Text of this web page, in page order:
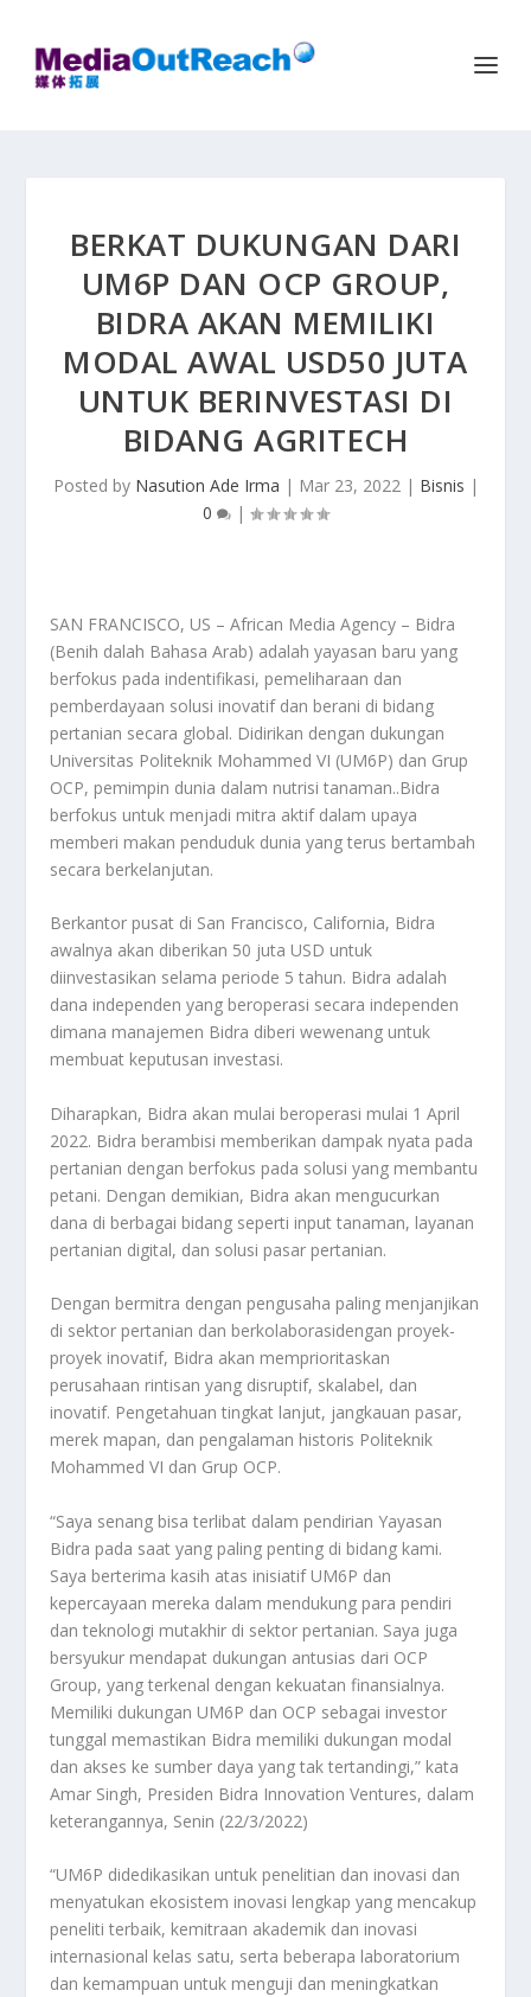
BERKAT DUKUNGAN DARI
UM6P DAN OCP GROUP,
BIDRA AKAN MEMILIKI
MODAL AWAL USD50 JUTA
UNTUK BERINVESTASI DI
BIDANG AGRITECH
Posted by Nasution Ade Irma | Mar 23, 2022| Bisnis |
0
|
SAN FRANCISCO, US – African Media Agency – Bidra
(Benih dalah Bahasa Arab) adalah yayasan baru yang
berfokus pada indentifikasi, pemeliharaan dan
pemberdayaan solusi inovatif dan berani di bidang
pertanian secara global. Didirikan dengan dukungan
Universitas Politeknik Mohammed VI (UM6P) dan Grup
OCP, pemimpin dunia dalam nutrisi tanaman..Bidra
berfokus untuk menjadi mitra aktif dalam upaya
memberi makan penduduk dunia yang terus bertambah
secara berkelanjutan.
Berkantor pusat di San Francisco, California, Bidra
awalnya akan diberikan 50 juta USD untuk
diinvestasikan selama periode 5 tahun. Bidra adalah
dana independen yang beroperasi secara independen
dimana manajemen Bidra diberi wewenang untuk
membuat keputusan investasi.
Diharapkan, Bidra akan mulai beroperasi mulai 1 April
2022. Bidra berambisi memberikan dampak nyata pada
pertanian dengan berfokus pada solusi yang membantu
petani. Dengan demikian, Bidra akan mengucurkan
dana di berbagai bidang seperti input tanaman, layanan
pertanian digital, dan solusi pasar pertanian.
Dengan bermitra dengan pengusaha paling menjanjikan
di sektor pertanian dan berkolaborasidengan proyek-
proyek inovatif, Bidra akan memprioritaskan
perusahaan rintisan yang disruptif, skalabel, dan
inovatif. Pengetahuan tingkat lanjut, jangkauan pasar,
merek mapan, dan pengalaman historis Politeknik
Mohammed VI dan Grup OCP.
“Saya senang bisa terlibat dalam pendirian Yayasan
Bidra pada saat yang paling penting di bidang kami.
Saya berterima kasih atas inisiatif UM6P dan
kepercayaan mereka dalam mendukung para pendiri
dan teknologi mutakhir di sektor pertanian. Saya juga
bersyukur mendapat dukungan antusias dari OCP
Group, yang terkenal dengan kekuatan finansialnya.
Memiliki dukungan UM6P dan OCP sebagai investor
tunggal memastikan Bidra memiliki dukungan modal
dan akses ke sumber daya yang tak tertandingi,” kata
Amar Singh, Presiden Bidra Innovation Ventures, dalam
keterangannya, Senin (22/3/2022)
“UM6P didedikasikan untuk penelitian dan inovasi dan
menyatukan ekosistem inovasi lengkap yang mencakup
peneliti terbaik, kemitraan akademik dan inovasi
internasional kelas satu, serta beberapa laboratorium
dan kemampuan untuk menguji dan meningkatkan